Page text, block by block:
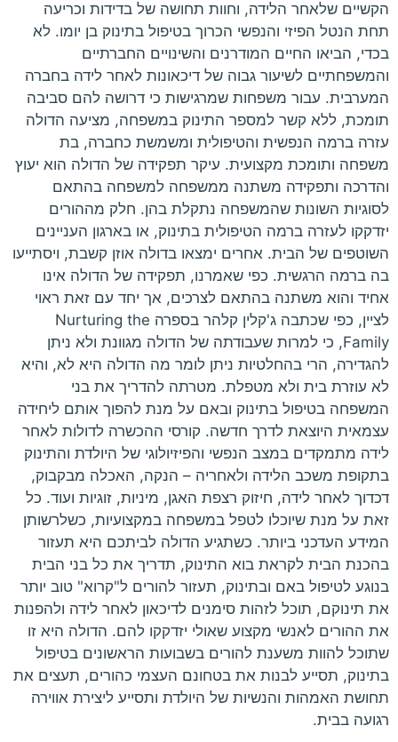
הקשיים שלאחר הלידה, וחוות תחושה של בדידות וכריעה
תחת הנטל הפיזי והנפשי הכרוך בטיפול בתינוק בן יומו. לא
בכדי, הביאו החיים המודרנים והשינויים החברתיים
והמשפחתיים לשיעור גבוה של דיכאונות לאחר לידה בחברה
המערבית. עבור משפחות שמרגישות כי דרושה להם סביבה
תומכת, ללא קשר למספר התינוק במשפחה, מציעה הדולה
עזרה ברמה הנפשית והטיפולית ומשמשת כחברה, בת
משפחה ותומכת מקצועית. עיקר תפקידה של הדולה הוא יעוץ
והדרכה ותפקידה משתנה ממשפחה למשפחה בהתאם
לסוגיות השונות שהמשפחה נתקלת בהן. חלק מההורים
יזדקקו לעזרה ברמה הטיפולית בתינוק, או בארגון העניינים
השוטפים של הבית. אחרים ימצאו בדולה אוזן קשבת, ויסתייעו
בה ברמה הרגשית. כפי שאמרנו, תפקידה של הדולה אינו
אחיד והוא משתנה בהתאם לצרכים, אך יחד עם זאת ראוי
לציין, כפי שכתבה ג'קלין קלהר בספרה Nurturing the
Family, כי למרות שעבודתה של הדולה מגוונת ולא ניתן
להגדירה, הרי בהחלטיות ניתן לומר מה הדולה היא לא, והיא
לא עוזרת בית ולא מטפלת. מטרתה להדריך את בני
המשפחה בטיפול בתינוק ובאם על מנת להפוך אותם ליחידה
עצמאית היוצאת לדרך חדשה. קורסי ההכשרה לדולות לאחר
לידה מתמקדים במצב הנפשי והפיזיולוגי של היולדת והתינוק
בתקופת משכב הלידה ולאחריה – הנקה, האכלה מבקבוק,
דכדוך לאחר לידה, חיזוק רצפת האגן, מיניות, זוגיות ועוד. כל
זאת על מנת שיוכלו לטפל במשפחה במקצועיות, כשלרשותן
המידע העדכני ביותר. כשתגיע הדולה לביתכם היא תעזור
בהכנת הבית לקראת בוא התינוק, תדריך את כל בני הבית
בנוגע לטיפול באם ובתינוק, תעזור להורים ל"קרוא" טוב יותר
את תינוקם, תוכל לזהות סימנים לדיכאון לאחר לידה ולהפנות
את ההורים לאנשי מקצוע שאולי יזדקקו להם. הדולה היא זו
שתוכל להוות משענת להורים בשבועות הראשונים בטיפול
בתינוק, תסייע לבנות את בטחונם העצמי כהורים, תעצים את
תחושת האמהות והנשיות של היולדת ותסייע ליצירת אווירה
רגועה בבית.